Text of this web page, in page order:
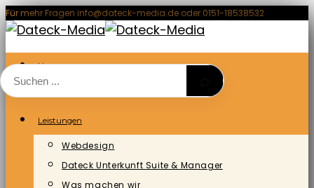
Zum
Inhalt
springen
Für mehr Fragen info@dateck-media.de oder 0151-18538532
Home
Leistungen
Webdesign
Dateck Unterkunft Suite & Manager
Was machen wir